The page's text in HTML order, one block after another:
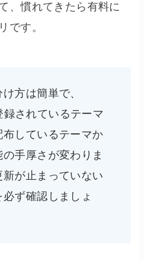
、慣れてきたら有料に
です。
方は簡単で、
されているテーマ
しているテーマか
手厚さが変わりま
が止まっていない
ず確認しましょ